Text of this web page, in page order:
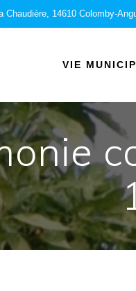
Chaudière, 14610 Colomby-
VIE